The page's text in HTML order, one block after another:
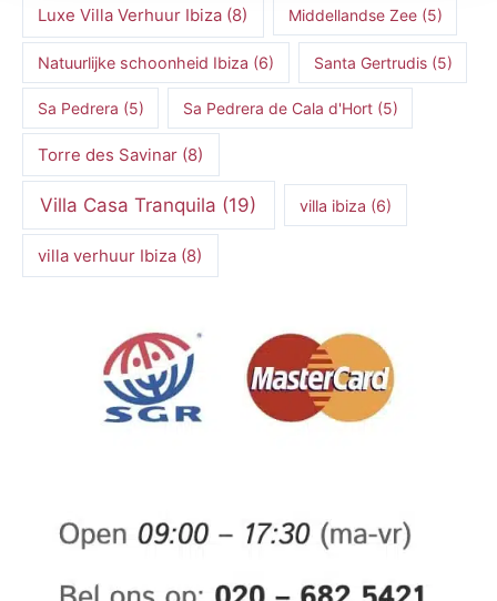
Luxe Villa Verhuur Ibiza (8) Middellandse Zee(5)
Natuurlijke schoonheid Ibiza (6) Santa Gertrudis(5)
Sa Pedrera (5) Sa Pedrera de Cala d'Hort(5)
Torre des Savinar (8)
Villa Casa Tranquila (19) villa ibiza (6)
villa verhuur Ibiza (8)